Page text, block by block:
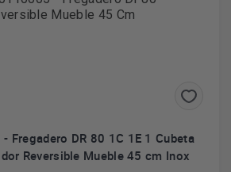
Fregadero DR 80 1C 1E 1 Cubeta
Reversible Mueble 45 cm Inox